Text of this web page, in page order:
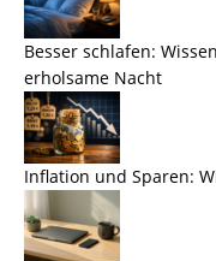
Besser schlafen:
erholsame Nacht
Inflation und Sparen: